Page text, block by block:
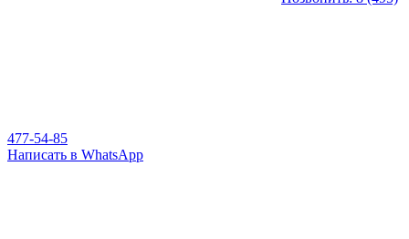
477-54-85
Написать в WhatsApp